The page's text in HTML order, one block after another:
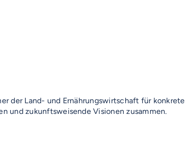
der Land- und Ernährungswirtschaft für konkrete
und zukunftsweisende Visionen zusammen.